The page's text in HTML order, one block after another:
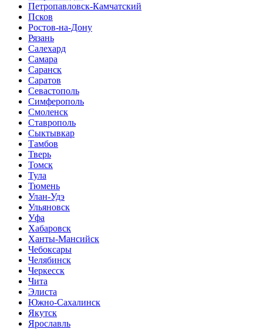
Петропавловск-Камчатский
Псков
Ростов-на-Дону
Рязань
Салехард
Самара
Саранск
Саратов
Севастополь
Симферополь
Смоленск
Ставрополь
Сыктывкар
Тамбов
Тверь
Томск
Тула
Тюмень
Улан-Удэ
Ульяновск
Уфа
Хабаровск
Ханты-Мансийск
Чебоксары
Челябинск
Черкесск
Чита
Элиста
Южно-Сахалинск
Якутск
Ярославль